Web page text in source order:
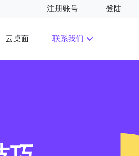
注册账号 登陆
云桌面 联系我们